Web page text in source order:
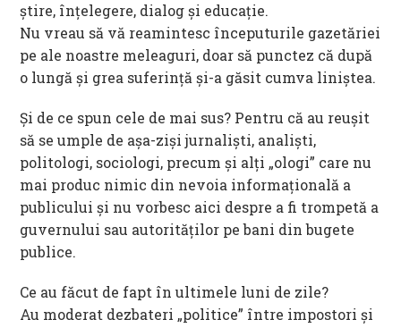
știre, înțelegere, dialog și educație.
Nu vreau să vă reamintesc începuturile gazetăriei
pe ale noastre meleaguri, doar să punctez că după
o lungă și grea suferință și-a găsit cumva liniștea.
Și de ce spun cele de mai sus? Pentru că au reușit
să se umple de așa-ziși jurnaliști, analiști,
politologi, sociologi, precum și alți „ologi” care nu
mai produc nimic din nevoia informațională a
publicului și nu vorbesc aici despre a fi trompetă a
guvernului sau autorităților pe bani din bugete
publice.
Ce au făcut de fapt în ultimele luni de zile?
Au moderat dezbateri „politice” între impostori și